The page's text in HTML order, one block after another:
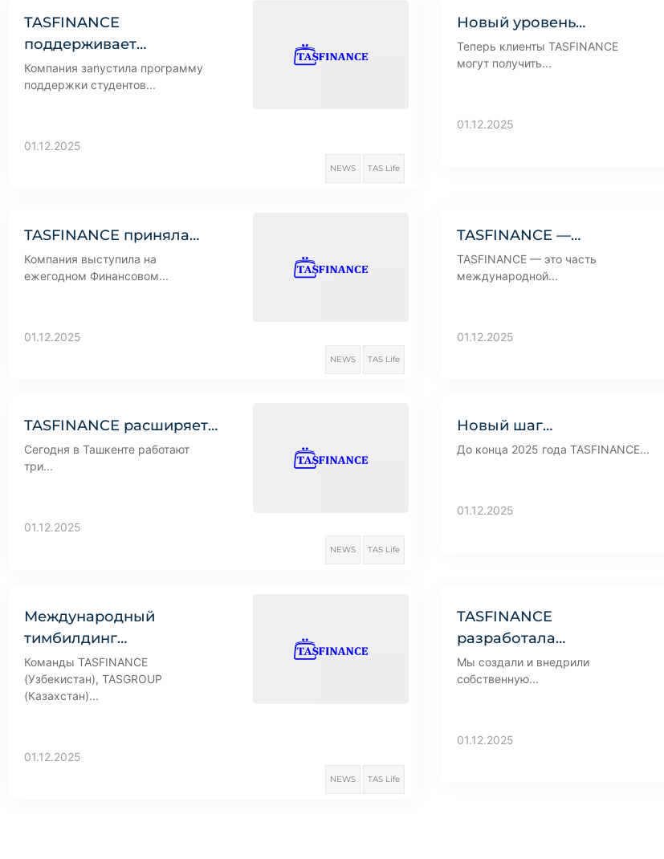
TASFINANCE
поддерживает…
Компания запустила программу
поддержки студентов...
01.12.2025
NEWS TAS Life
Новый уровень…
Теперь клиенты TASFINANCE
могут получить...
01.12.2025
TASFINANCE приняла…
Компания выступила на
ежегодном Финансовом...
01.12.2025
NEWS TAS Life
TASFINANCE —…
TASFINANCE — это часть
международной...
01.12.2025
TASFINANCE расширяет…
Сегодня в Ташкенте работают
три...
01.12.2025
NEWS TAS Life
Новый шаг…
До конца 2025 года TASFINANCE...
01.12.2025
Международный
тимбилдинг…
Команды TASFINANCE
(Узбекистан), TASGROUP
(Казахстан)...
01.12.2025
NEWS TAS Life
TASFINANCE
разработала…
Мы создали и внедрили
собственную...
01.12.2025